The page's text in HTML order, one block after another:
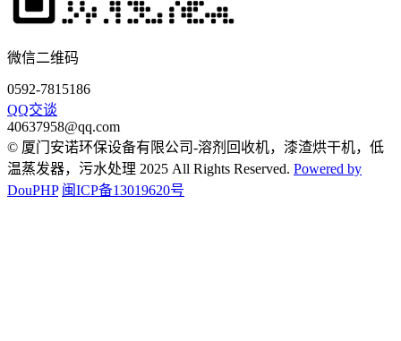
微信二维码
0592-7815186
QQ交谈
40637958@qq.com
© 厦门安诺环保设备有限公司-溶剂回收机，漆渣烘干机，低
温蒸发器，污水处理 2025 All Rights Reserved. Powered by
DouPHP 闽ICP备13019620号